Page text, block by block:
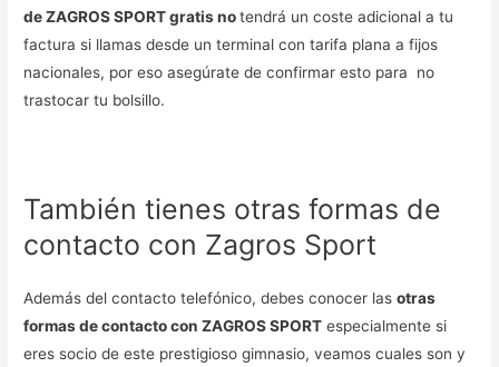
de ZAGROS SPORT gratis notendrá un coste adicional a tu
factura si llamas desde un terminal con tarifa plana a fijos
nacionales, por eso asegúrate de confirmar esto para no
trastocar tu bolsillo.
También tienes otras formas de
contacto con Zagros Sport
Además del contacto telefónico, debes conocer lasotras
formas de contacto con ZAGROS SPORT especialmente si
eres socio de este prestigioso gimnasio, veamos cuales son y